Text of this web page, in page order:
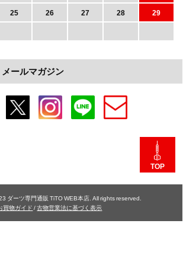
ールマガジン
25 26 27 28
29
TOP
ダーツ専門通販 TiTO WEB本店. All rights reserved.
買物ガイド /古物営業法に基づく表示